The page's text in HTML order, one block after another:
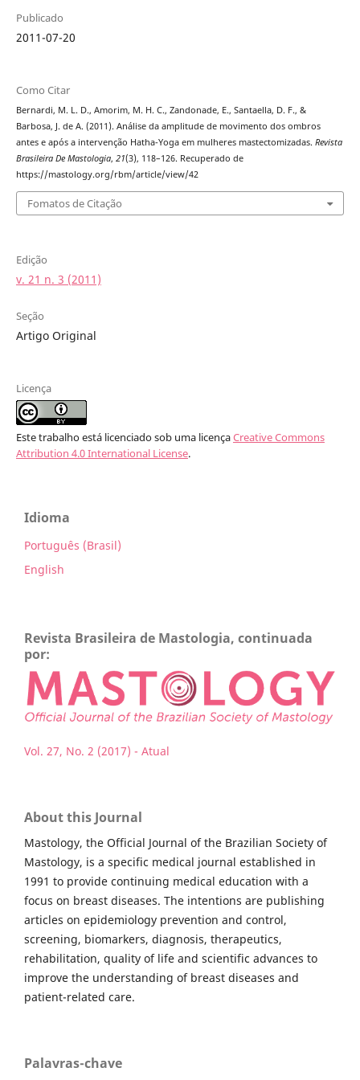
Publicado
2011-07-20
Como Citar
Bernardi, M. L. D., Amorim, M. H. C., Zandonade, E., Santaella, D. F., &
Barbosa, J. de A. (2011). Análise da amplitude de movimento dos ombros
antes e após a intervenção Hatha-Yoga em mulheres mastectomizadas. Revista
Brasileira De Mastologia, 21(3), 118–126. Recuperado de
https://mastology.org/rbm/article/view/42
Fomatos de Citação
Edição
v. 21 n. 3 (2011)
Seção
Artigo Original
Licença
Este trabalho está licenciado sob uma licençaCreative Commons
Attribution 4.0 International License.
Idioma
Português (Brasil)
English
Revista Brasileira de Mastologia, continuada
por:
Vol. 27, No. 2 (2017) - Atual
About this Journal
Mastology, the Official Journal of the Brazilian Society of
Mastology, is a specific medical journal established in
1991 to provide continuing medical education with a
focus on breast diseases. The intentions are publishing
articles on epidemiology prevention and control,
screening, biomarkers, diagnosis, therapeutics,
rehabilitation, quality of life and scientific advances to
improve the understanding of breast diseases and
patient-related care.
Palavras-chave